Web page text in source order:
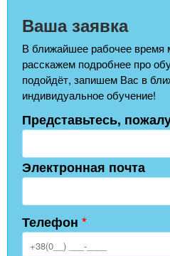
Ваша заявка
В ближайшее рабочее
расскажем подробнее про
подойдёт, запишем Вас в
индивидуальное обучение!
Представьтесь,
Электронная почта
Телефон *